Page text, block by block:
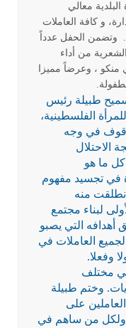
معالي
و كافة العاملات
عددهن 230 موظفة . وتضمن الحفل عدداً
من أداء
، وعرضاً مميزا
طبيلة رئيس
الفلسطينية،
في وجه
الاحتلال
كل ما هو
في تجسيد مفهوم
منه
لبناء مجتمع
أهدافه التي يصبو
لجميع العاملات في
وفعلا.
في مختلف
وختم طبيلة
على
ولكل من ساهم في